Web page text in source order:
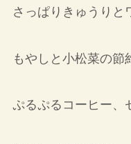
さっぱりきゅうりと
もやしと小松菜の節
ぷるぷるコーヒー、